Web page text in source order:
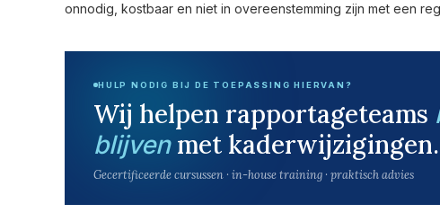
onnodig, kostbaar en niet in overeenstemming zijn met een
HULP NODIG BIJ DE TOEPASSING HIERVAN?
Wij helpen rapportageteams
blijvenmet kaderwijzigingen.
Gecertificeerde cursussen · in-house training · praktisch advies